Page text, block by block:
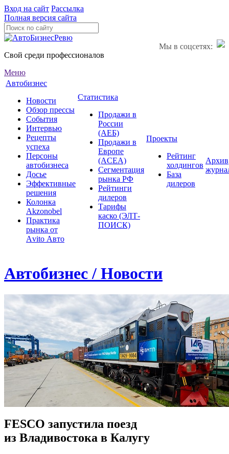
Вход на сайт Рассылка
Полная версия сайта
Мы в соцсетях:
Свой среди профессионалов
Меню
Автобизнес
Новости
Обзор прессы
События
Интервью
Рецепты
успеха
Персоны
автобизнеса
Досье
Эффективные
решения
Колонка
Akzonobel
Практика
рынка от
Аvito Авто
Статистика
Продажи в
России
(АЕБ)
Продажи в
Европе
(ACEA)
Сегментация
рынка РФ
Рейтинги
дилеров
Тарифы
каско (ЭЛТ-
ПОИСК)
Проекты
Рейтинг
холдингов
База
дилеров
Архив
Автобизнес / Новости
FESCO запустила поезд
из Владивостока в Калугу